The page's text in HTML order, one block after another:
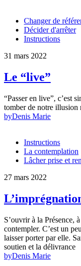
Changer de
Décider d'arrêter
Instructions
31 mars 2022
Le “live”
“Passer en live”, c’est
tomber de notre
byDenis Marie
Instructions
La contemplation
Lâcher prise et
27 mars 2022
S’ouvrir à la Présence,
contempler. C’est un
laisser porter par elle.
soutien et la délivrance
byDenis Marie